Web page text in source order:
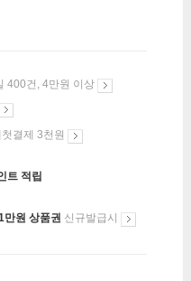
400건, 4만원 이상
결제 3천원
트 적립
만원 상품권 신규발급시